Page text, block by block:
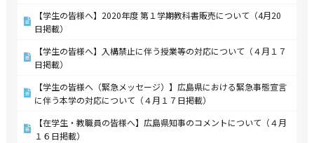
【学生の皆様へ】2020年度 第１学期教科書販売について（4月20
日掲載）
【学生の皆様へ】入構禁止に伴う授業等の対応について（４月１７
日掲載）
【学生の皆様へ（緊急メッセージ）】広島県における緊急事態宣言
に伴う本学の対応について（４月１７日掲載）
【在学生・教職員の皆様へ】広島県知事のコメントについて（４月
１６日掲載）